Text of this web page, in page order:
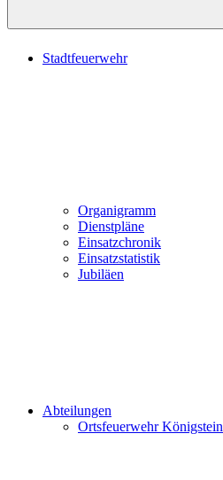
Stadtfeuerwehr
Organigramm
Dienstpläne
Einsatzchronik
Einsatzstatistik
Jubiläen
Abteilungen
Ortsfeuerwehr Königstein